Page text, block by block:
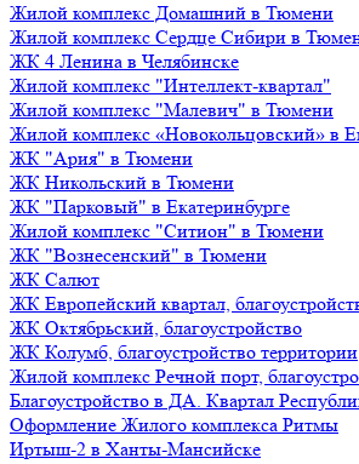
Жилой комплекс Домашний в Тюмени
Жилой комплекс Сердце Сибири в
ЖК 4 Ленина в Челябинске
Жилой комплекс "Интеллект-квартал"
Жилой комплекс "Малевич" в Тюмени
Жилой комплекс «Новокольцовский» в
ЖК "Ария" в Тюмени
ЖК Никольский в Тюмени
ЖК "Парковый" в Екатеринбурге
Жилой комплекс "Ситион" в Тюмени
ЖК "Вознесенский" в Тюмени
ЖК Салют
ЖК Европейский квартал,
ЖК Октябрьский, благоустройство
ЖК Колумб, благоустройство территории
Жилой комплекс Речной порт,
Благоустройство в ДА. Квартал
Оформление Жилого комплекса Ритмы
Иртыш-2 в Ханты-Мансийске